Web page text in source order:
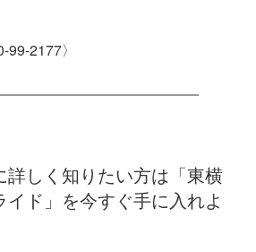
2177〉
詳しく知りたい方は「東横
イド」を今すぐ手に入れよ